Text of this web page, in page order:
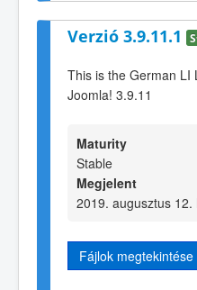
Verzió 3.9.11.1
This is the German LI
Joomla! 3.9.11
Maturity
Stable
Megjelent
2019. augusztus 12.
Fájlok megtekintése